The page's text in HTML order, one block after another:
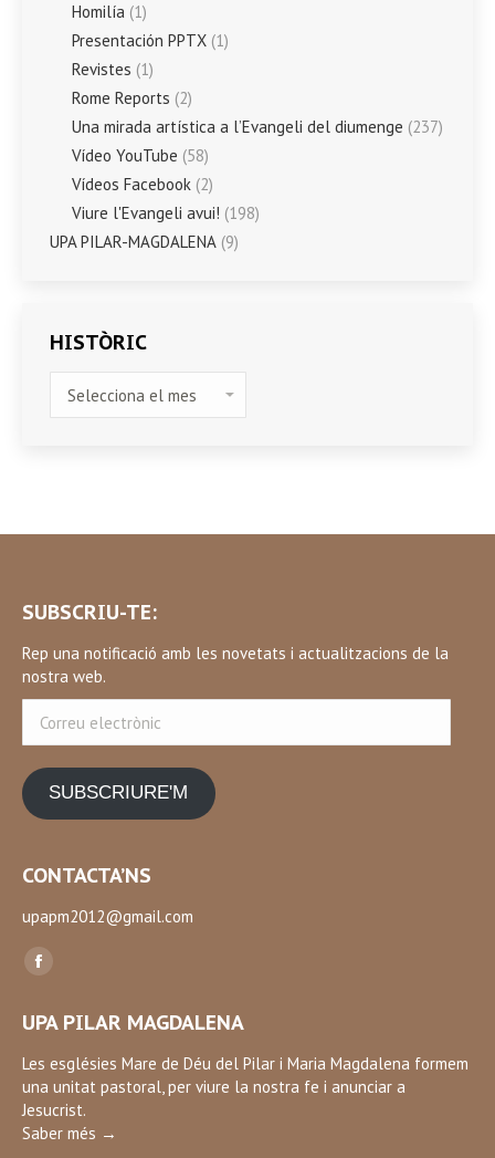
Homilía (1)
Presentación PPTX (1)
Revistes (1)
Rome Reports (2)
Una mirada artística a l’Evangeli del diumenge (237)
Vídeo YouTube (58)
Vídeos Facebook (2)
Viure l'Evangeli avui! (198)
UPA PILAR-MAGDALENA (9)
HISTÒRIC
SUBSCRIU-TE:
Rep una notificació amb les novetats i actualitzacions de la
nostra web.
electrònic
SUBSCRIURE'M
CONTACTA’NS
upapm2012@gmail.com
Find us on:
Facebook
opens
in
new
window
UPA PILAR MAGDALENA
Les esglésies Mare de Déu del Pilar i Maria Magdalena formem
una unitat pastoral, per viure la nostra fe i anunciar a
Jesucrist.
Saber més →